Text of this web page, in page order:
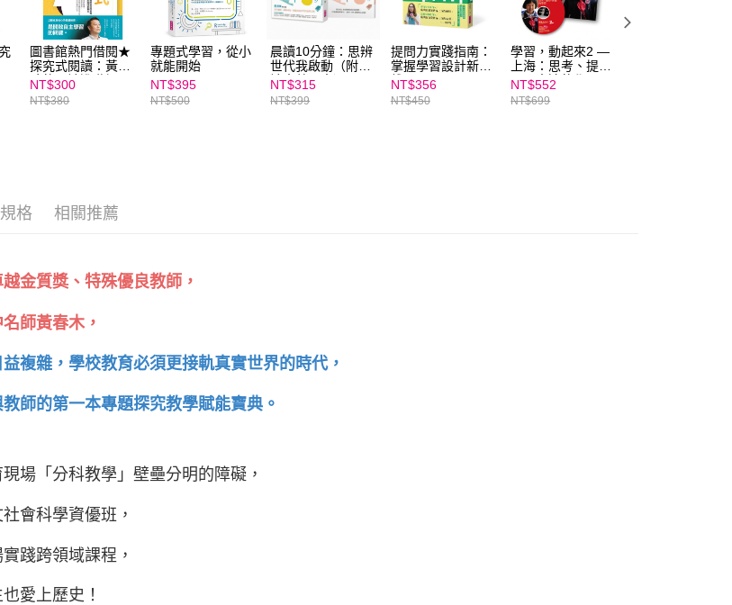
結果請求用戶進行身份認證。
５．嚴禁一人註冊多個帳號或使用他人資訊註冊。若發現惡意使用之情
形，恩沛科技股份有限公司將有權停止該用戶之使用額度並採取法律行
動。
圖書館熱門借閱★
探究式閱讀：黃國
珍的閱讀進階課，
從自我提問到深度
思考，帶你讀出跨
NT$300
NT$380
專題式學習，從小
就能開始
NT$395
NT$500
晨讀10分鐘：思辨
世代我啟動（附閱
讀素養題本）
NT$315
NT$399
提問力實踐指南：
掌握學習設計新思
維
NT$356
NT$450
學習，動起來2 —
上海：思考、提
問、表達的學習
NT$552
NT$699
格 相關推薦
金質獎、特殊優良教師，
師黃春木，
複雜，學校教育必須更接軌真實世界的時代，
師的第一本專題探究教學賦能寶典。
場「分科教學」壁壘分明的障礙，
會科學資優班，
踐跨領域課程，
愛上歷史！